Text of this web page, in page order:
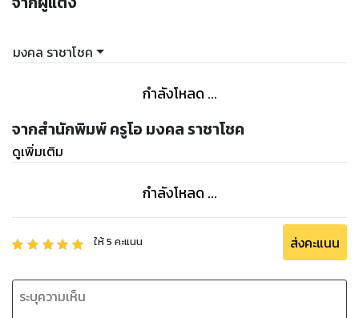
มงคล ราชาโชค
กำลังโหลด ...
จากสำนักพิมพ์ ครูโอ มงคล ราชาโชค
ดูเพิ่มเติม
กำลังโหลด ...
ให้5 คะแนน ส่งคะแนน